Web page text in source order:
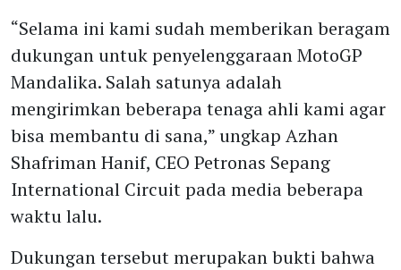
“Selama ini kami sudah memberikan beragam
dukungan untuk penyelenggaraan MotoGP
Mandalika. Salah satunya adalah
mengirimkan beberapa tenaga ahli kami agar
bisa membantu di sana,” ungkap Azhan
Shafriman Hanif, CEO Petronas Sepang
International Circuit pada media beberapa
waktu lalu.
Dukungan tersebut merupakan bukti bahwa